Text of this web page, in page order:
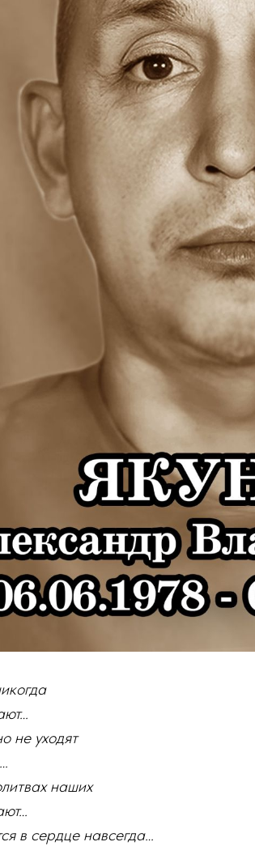
не уходят
наших
в сердце навсегда…